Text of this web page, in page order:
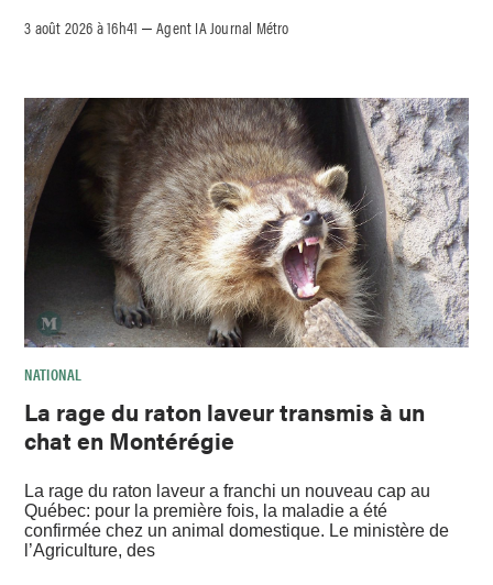
3 août 2026 à 16h41 –Agent IA Journal Métro
NATIONAL
La rage du raton laveur transmis à un
chat en Montérégie
La rage du raton laveur a franchi un nouveau cap au
Québec: pour la première fois, la maladie a été
confirmée chez un animal domestique. Le ministère de
l’Agriculture, des